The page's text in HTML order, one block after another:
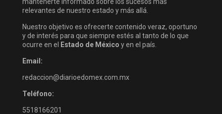
relevantes de nuestro estado y más allá.
Nuestro objetivo es ofrecerte contenido veraz, oportuno
y de interés para que siempre estés al tanto de lo que
ocurre en el
Estado de México y en el país.
Email:
redaccion@diarioedomex.com.mx
Teléfono:
5518166201